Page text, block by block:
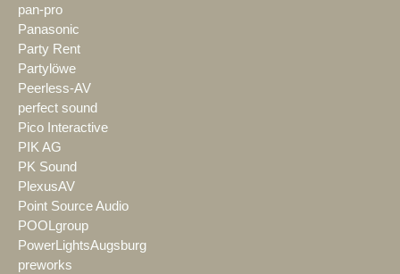
pan-pro
Panasonic
Party Rent
Partylöwe
Peerless-AV
perfect sound
Pico Interactive
PIK AG
PK Sound
PlexusAV
Point Source Audio
POOLgroup
PowerLightsAugsburg
preworks